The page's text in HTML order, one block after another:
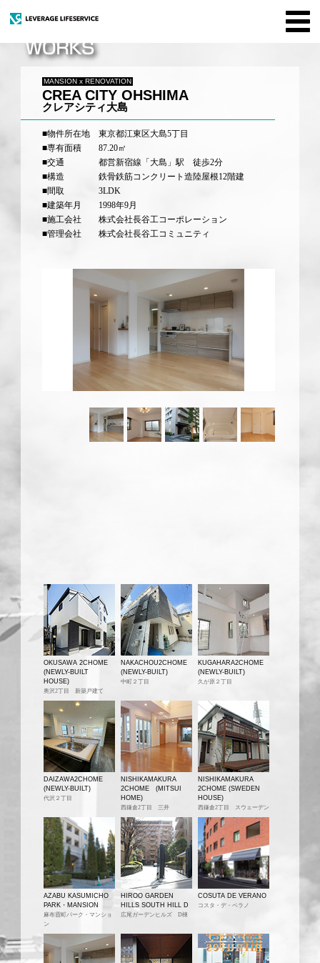
t
o
MANSION x RENOVATION
CREA CITY OHSHIMA
クレアシティ大島
■物件所在地
東京都江東区大島5丁目
■専有面積
87.20㎡
■交通
都営新宿線「大島」駅 徒歩2分
■構造
鉄骨鉄筋コンクリート造陸屋根12階建
■間取
3LDK
■建築年月
1998年9月
■施工会社
株式会社長谷工コーポレーション
■管理会社
株式会社長谷工コミュニティ
OKUSAWA 2CHOME
(NEWLY-BUILT
HOUSE)
奥沢2丁目 新築戸建て
NAKACHOU2CHOME
(NEWLY-BUILT)
中町２丁目
KUGAHARA2CHOME
(NEWLY-BUILT)
久が原２丁目
DAIZAWA2CHOME
(NEWLY-BUILT)
代沢２丁目
NISHIKAMAKURA
2CHOME (MITSUI
HOME)
西鎌倉2丁目 三井
NISHIKAMAKURA
2CHOME (SWEDEN
HOUSE)
西鎌倉2丁目 スウェーデン
AZABU KASUMICHO
PARK・MANSION
麻布霞町パーク・マンショ
ン
HIROO GARDEN
HILLS SOUTH HILL D
広尾ガーデンヒルズ D棟
COSUTA DE VERANO
コスタ・デ・ベラノ